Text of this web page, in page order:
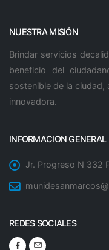
NUESTRA MISIÓN
Brindar servicios
beneficio del
sostenible de la
innovadora.
INFORMACION GENERAL
Jr. Progreso N 332
REDES SOCIALES